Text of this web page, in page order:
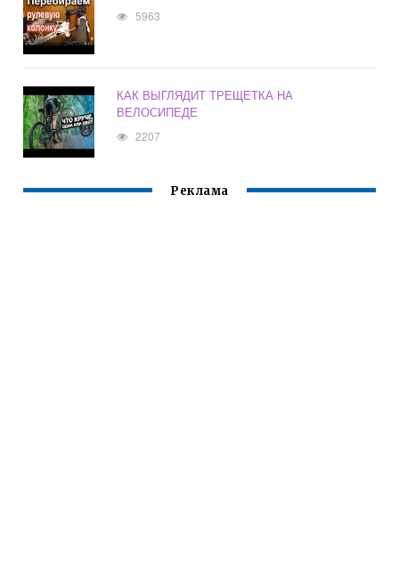
5963
КАК ВЫГЛЯДИТ ТРЕЩЕТКА НА
ВЕЛОСИПЕДЕ
2207
Реклама